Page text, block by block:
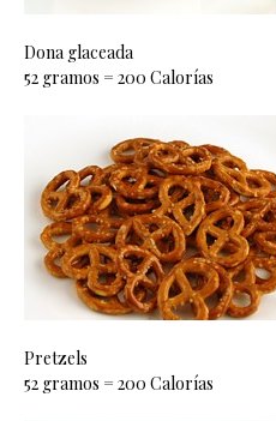
Dona glaceada
52 gramos = 200 Calorías
Pretzels
52 gramos = 200 Calorías